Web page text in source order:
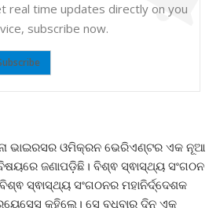
real time updates directly on you
subscribe now.
ଭାଇରସର ଓମିକ୍ରନ ଭେରିଏଣ୍ଟର ଏକ ନୂଆ
ଜଣାପଡ଼ିଛି। ବିଶ୍ଵ ସ୍ଵାସ୍ଥ୍ୟ ସଂଗଠନ
ସ୍ଵାସ୍ଥ୍ୟ ସଂଗଠନର ମହାନିର୍ଦ୍ଦେଶକ
କହିଲେ। ସେ ବୁଧୁବାର ଦିନ ଏକ